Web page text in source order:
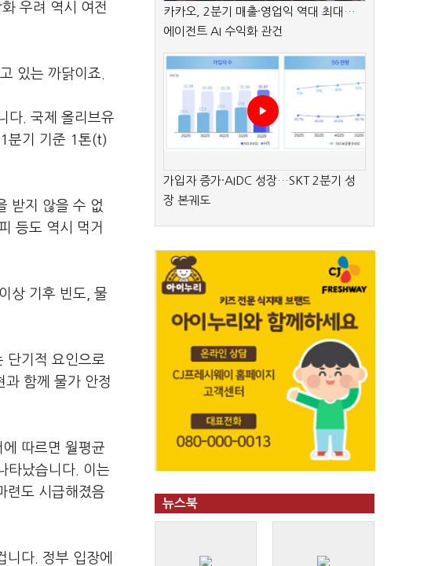
우려 역시 여전
있는 까닭이죠.
다. 국제 올리브유
분기 기준 1톤(t)
받지 않을 수 없
등도 역시 먹거
상 기후 빈도, 물
단기적 요인으로
함께 물가 안정
따르면 월평균
타났습니다. 이는
련도 시급해졌음
다. 정부 입장에
카카오, 2분기 매출·영업익 역대 최대…
에이전트 AI 수익화 관건
가입자 증가·AIDC 성장…SKT 2분기 성
장 본궤도
뉴스북